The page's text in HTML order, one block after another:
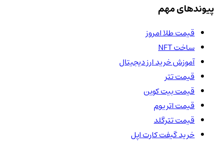
پیوندهای مهم
قیمت طلا امروز
ساخت NFT
آموزش خرید ارز دیجیتال
قیمت تتر
قیمت بیت کوین
قیمت اتریوم
قیمت تترگلد
خرید گیفت کارت اپل